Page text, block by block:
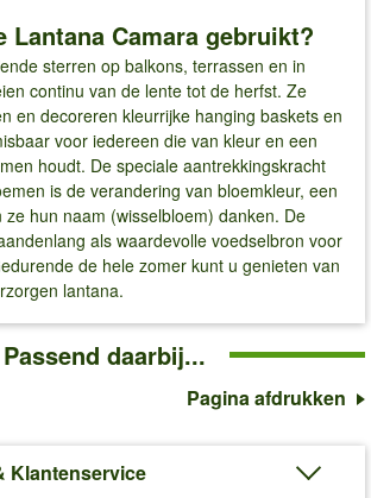
Lantana Camara gebruikt?
sterren op balkons, terrassen en in
continu van de lente tot de herfst. Ze
en decoreren kleurrijke hanging baskets en
voor iedereen die van kleur en een
houdt. De speciale aantrekkingskracht
is de verandering van bloemkleur, een
hun naam (wisselbloem) danken. De
als waardevolle voedselbron voor
de hele zomer kunt u genieten van
lantana.
Passend daarbij...
Pagina afdrukken
Klantenservice